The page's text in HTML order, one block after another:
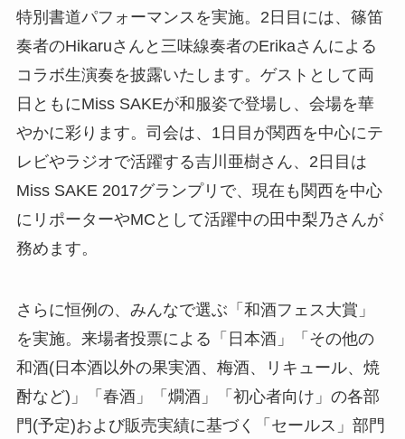
特別書道パフォーマンスを実施。2日目には、篠笛
奏者のHikaruさんと三味線奏者のErikaさんによる
コラボ生演奏を披露いたします。ゲストとして両
日ともにMiss SAKEが和服姿で登場し、会場を華
やかに彩ります。司会は、1日目が関西を中心にテ
レビやラジオで活躍する吉川亜樹さん、2日目は
Miss SAKE 2017グランプリで、現在も関西を中心
にリポーターやMCとして活躍中の田中梨乃さんが
務めます。
さらに恒例の、みんなで選ぶ「和酒フェス大賞」
を実施。来場者投票による「日本酒」「その他の
和酒(日本酒以外の果実酒、梅酒、リキュール、焼
酎など)」「春酒」「燗酒」「初心者向け」の各部
門(予定)および販売実績に基づく「セールス」部門